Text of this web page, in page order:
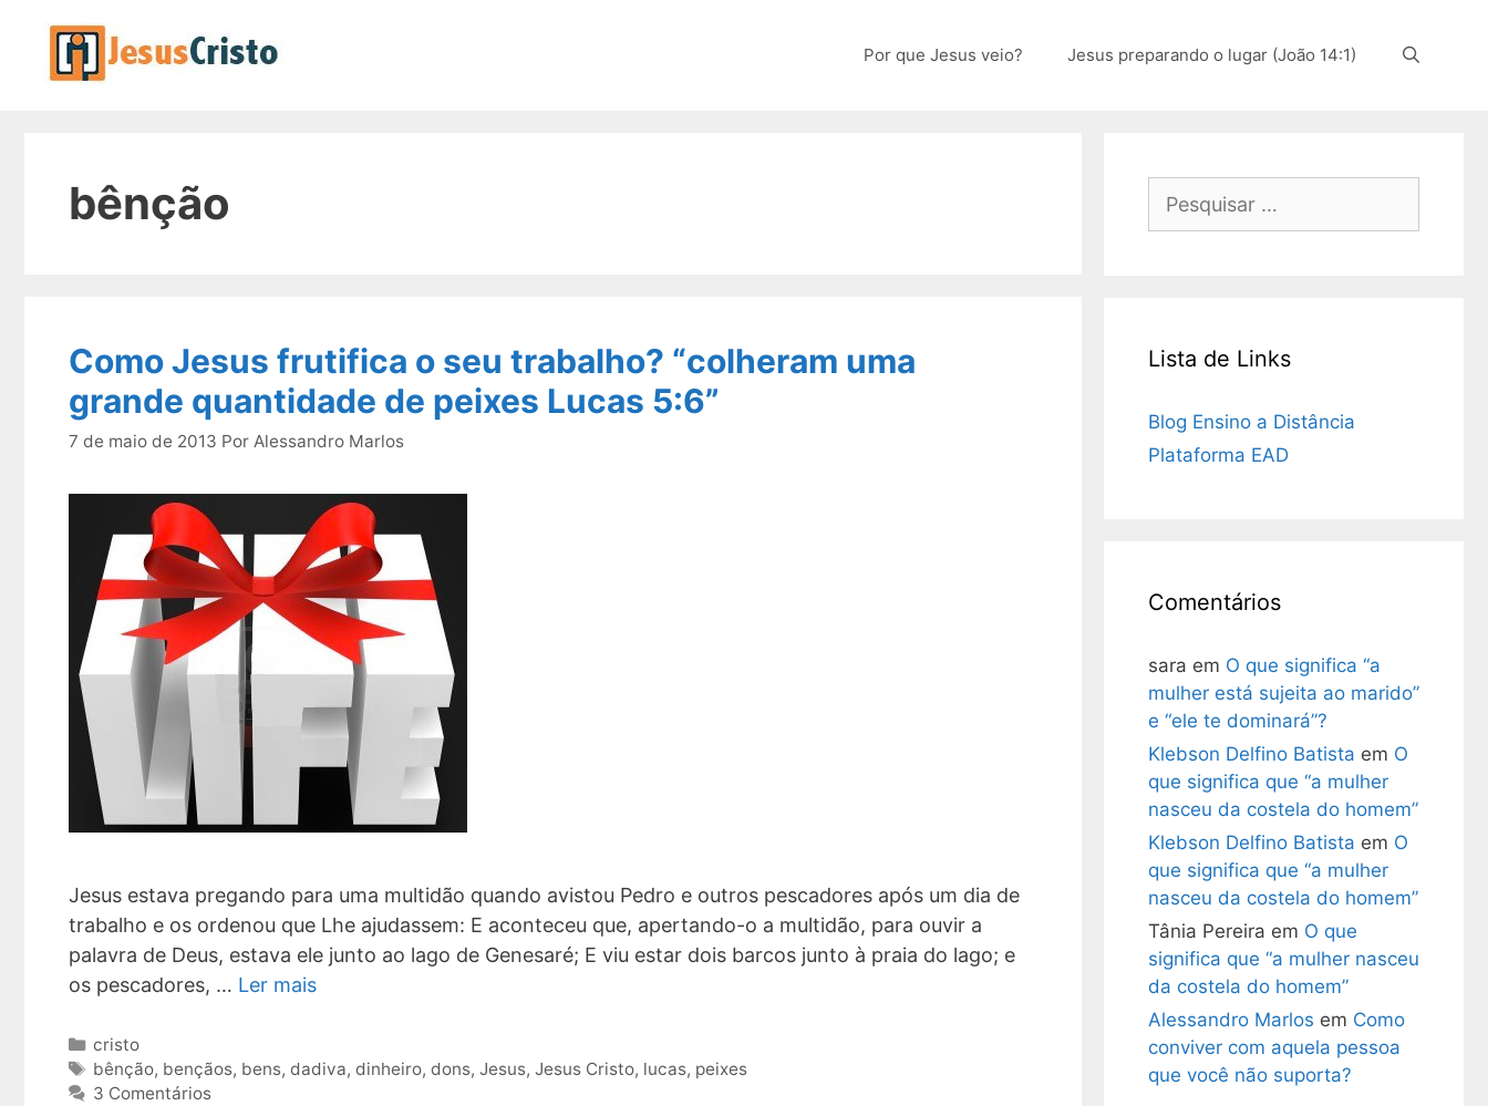
Por que Jesus veio? Jesus preparando o lugar (João 14:1)
bênção
Como Jesus frutifica o seu trabalho? “colheram uma
grande quantidade de peixes Lucas 5:6”
7 de maio de 2013 Por Alessandro Marlos
Jesus estava pregando para uma multidão quando avistou Pedro e outros pescadores após um dia de
trabalho e os ordenou que Lhe ajudassem: E aconteceu que, apertando-o a multidão, para ouvir a
palavra de Deus, estava ele junto ao lago de Genesaré; E viu estar dois barcos junto à praia do lago; e
os pescadores, … Ler mais
Categorias
cristo
Tags
bênção, bençãos, bens,dadiva,dinheiro,dons,Jesus,Jesus Cristo, lucas, peixes
3 Comentários
por:
Lista de Links
Blog Ensino a Distância
Plataforma EAD
Comentários
sara em O que significa “a
mulher está sujeita ao marido”
e “ele te dominará”?
Klebson Delfino Batista em O
que significa que “a mulher
nasceu da costela do homem”
Klebson Delfino Batista em O
que significa que “a mulher
nasceu da costela do homem”
Tânia Pereira em O que
significa que “a mulher nasceu
da costela do homem”
Alessandro Marlos em Como
conviver com aquela pessoa
que você não suporta?